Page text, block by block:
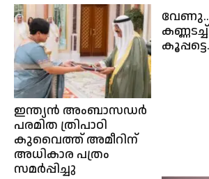
ഇന്ത്യൻ അംബാസഡർ
പരമിത ത്രിപാഠി
കുവൈത്ത് അമീറിന്
അധികാര പത്രം
സമർപ്പിച്ചു